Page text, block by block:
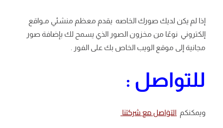
إذا لم يكن لديك صورك الخاصه يقدم معظم منشئي مـواقع
إلكتروني نوعًا من مخزون الصور الذي يسمح لك بإضافة صور
مجانية إلى موقع الويب الخاص بك على الفور .
للتواصل :
ويمكنكم التوَاصل مع شركتنا